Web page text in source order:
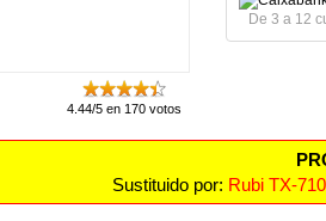
4.44/5 en 170 votos
De 3 a 12
Sustituido por: Rubi TX-